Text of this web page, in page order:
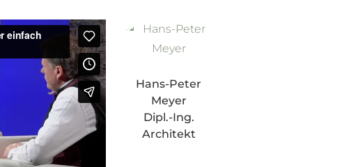
Hans-Peter
Meyer
Dipl.-Ing.
Architekt